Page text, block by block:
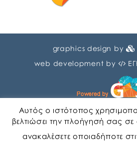
graphics design by
web development by
Αυτός ο ιστότοπος
βελτιώσει την πλοήγησή σας
ανακαλέσετε οποιαδήποτε
Αγγλικα